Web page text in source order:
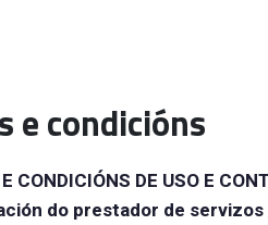
e condicións
CONDICIÓNS DE USO E
do prestador de